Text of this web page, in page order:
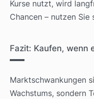
Kurse nutzt, wird
Chancen – nutzen Sie
Fazit: Kaufen, wenn
Marktschwankungen
Wachstums, sondern